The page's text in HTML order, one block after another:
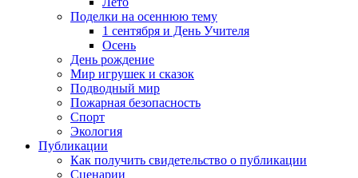
Поделки на осеннюю тему
1 сентября и День Учителя
Осень
День рождение
Мир игрушек и сказок
Подводный мир
Пожарная безопасность
Спорт
Экология
Публикации
Как получить свидетельство о публикации
Сценарии